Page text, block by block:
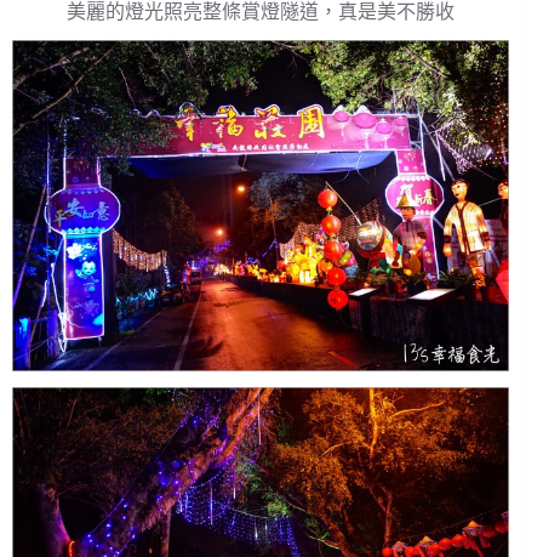
美麗的燈光照亮整條賞燈隧道，真是美不勝收